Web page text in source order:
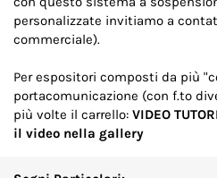
personalizzate invitiamo a
commerciale).
Per espositori composti da più
portacomunicazione (con f.to
più volte il carrello: VIDEO
il video nella gallery